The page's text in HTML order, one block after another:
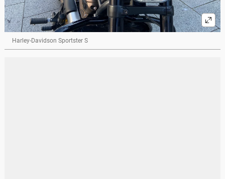
Harley-Davidson Sportster S